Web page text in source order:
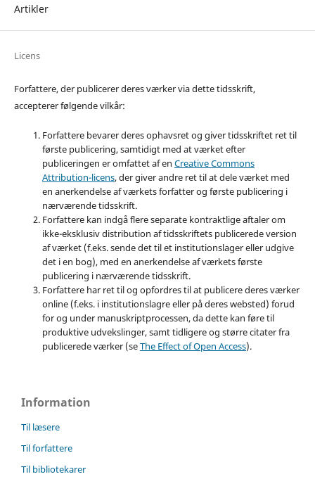
Artikler
Licens
Forfattere, der publicerer deres værker via dette tidsskrift,
accepterer følgende vilkår:
Forfattere bevarer deres ophavsret og giver tidsskriftet ret til
første publicering, samtidigt med at værket efter
publiceringen er omfattet af en Creative Commons
Attribution-licens, der giver andre ret til at dele værket med
en anerkendelse af værkets forfatter og første publicering i
nærværende tidsskrift.
Forfattere kan indgå flere separate kontraktlige aftaler om
ikke-eksklusiv distribution af tidsskriftets publicerede version
af værket (f.eks. sende det til et institutionslager eller udgive
det i en bog), med en anerkendelse af værkets første
publicering i nærværende tidsskrift.
Forfattere har ret til og opfordres til at publicere deres værker
online (f.eks. i institutionslagre eller på deres websted) forud
for og under manuskriptprocessen, da dette kan føre til
produktive udvekslinger, samt tidligere og større citater fra
publicerede værker (seThe Effect of Open Access).
Information
Til læsere
Til forfattere
Til bibliotekarer